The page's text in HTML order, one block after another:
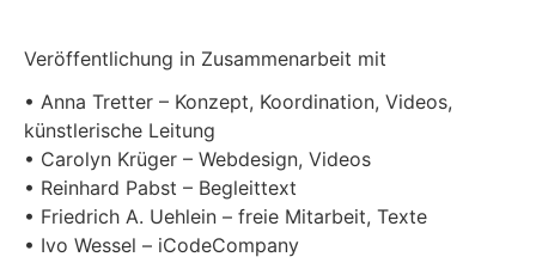
Veröffentlichung in Zusammenarbeit mit
• Anna Tretter – Konzept, Koordination, Videos,
künstlerische Leitung
• Carolyn Krüger – Webdesign, Videos
• Reinhard Pabst – Begleittext
• Friedrich A. Uehlein – freie Mitarbeit, Texte
• Ivo Wessel – iCodeCompany